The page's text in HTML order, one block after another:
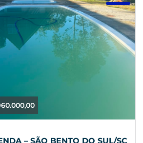
– SÃO BENTO DO SUL/SC